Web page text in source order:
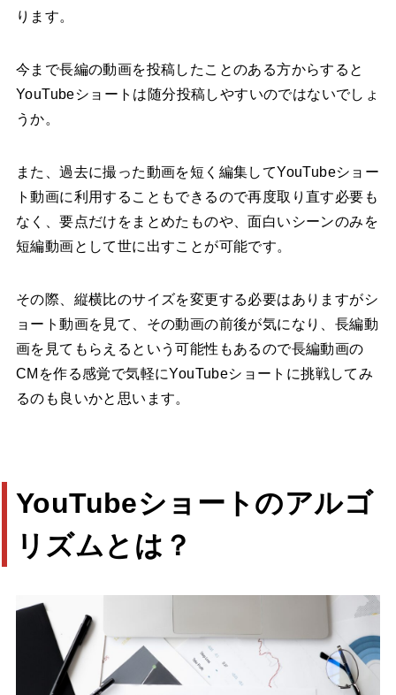
ります。
今まで長編の動画を投稿したことのある方からすると
YouTubeショートは随分投稿しやすいのではないでしょ
うか。
また、過去に撮った動画を短く編集してYouTubeショー
ト動画に利用することもできるので再度取り直す必要も
なく、要点だけをまとめたものや、面白いシーンのみを
短編動画として世に出すことが可能です。
その際、縦横比のサイズを変更する必要はありますがシ
ョート動画を見て、その動画の前後が気になり、長編動
画を見てもらえるという可能性もあるので長編動画の
CMを作る感覚で気軽にYouTubeショートに挑戦してみ
るのも良いかと思います。
YouTubeショートのアルゴ
リズムとは？